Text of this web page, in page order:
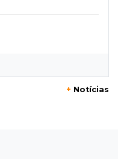
batem
+ Notícias